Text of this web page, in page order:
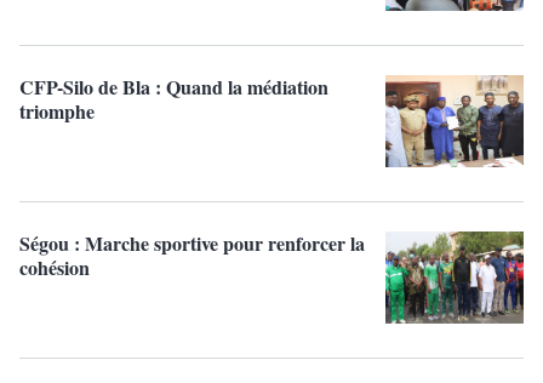
CFP-Silo de Bla : Quand la médiation
triomphe
Ségou : Marche sportive pour renforcer la
cohésion